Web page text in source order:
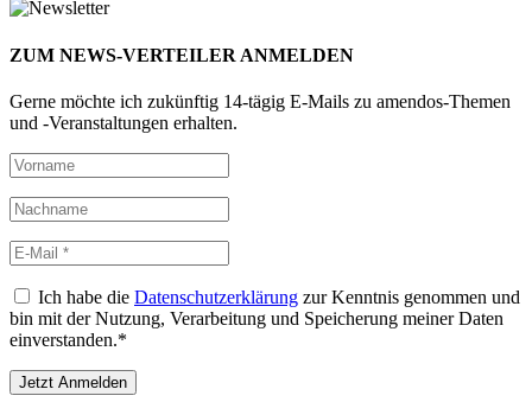
ZUM NEWS-VERTEILER ANMELDEN
Gerne möchte ich zukünftig 14-tägig E-Mails zu amendos-Themen
und -Veranstaltungen erhalten.
Ich habe die Datenschutzerklärung zur Kenntnis genommen und
bin mit der Nutzung, Verarbeitung und Speicherung meiner Daten
einverstanden.*